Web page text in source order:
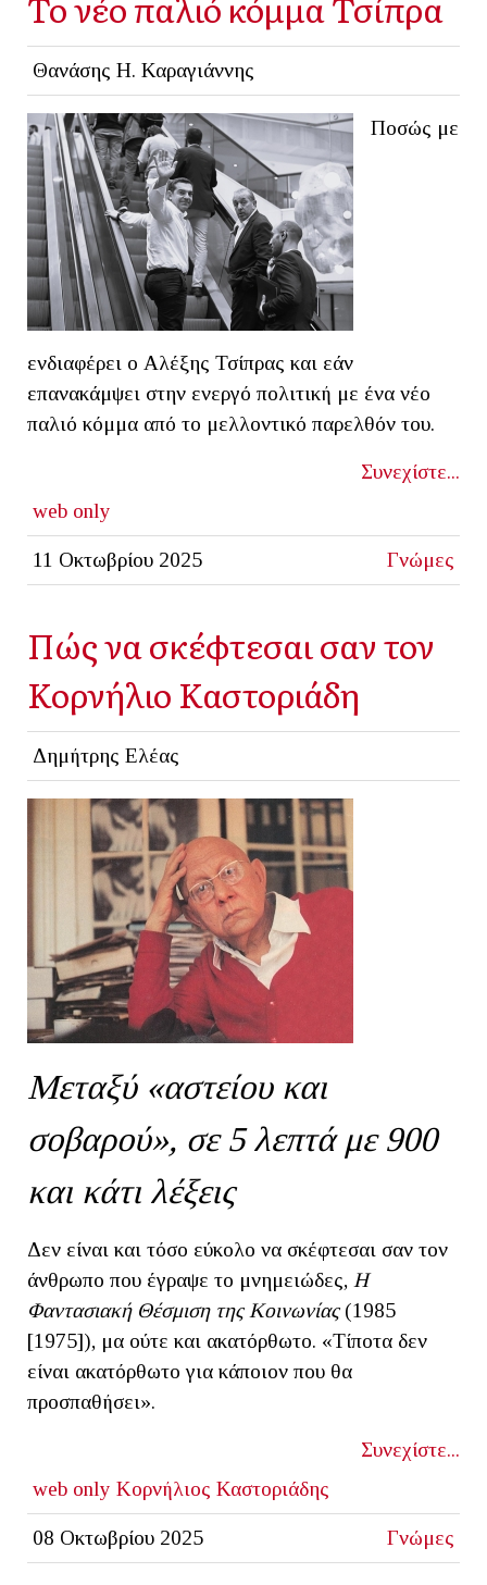
Θανάσης Η. Καραγιάννης
Ποσώς με
ενδιαφέρει ο Αλέξης Τσίπρας και εάν
επανακάμψει στην ενεργό πολιτική με ένα νέο
παλιό κόμμα από το μελλοντικό παρελθόν του.
Συνεχίστε...
web only
11 Οκτωβρίου 2025 Γνώμες
Πώς να σκέφτεσαι σαν τον
Κορνήλιο Καστοριάδη
Δημήτρης Ελέας
Μεταξύ «αστείου και
σοβαρού», σε 5 λεπτά με 900
και κάτι λέξεις
Δεν είναι και τόσο εύκολο να σκέφτεσαι σαν τον
άνθρωπο που έγραψε το μνημειώδες, Η
Φαντασιακή Θέσμιση της Κοινωνίας (1985
[1975]), μα ούτε και ακατόρθωτο. «Τίποτα δεν
είναι ακατόρθωτο για κάποιον που θα
προσπαθήσει».
Συνεχίστε...
web only Κορνήλιος Καστοριάδης
08 Οκτωβρίου 2025 Γνώμες